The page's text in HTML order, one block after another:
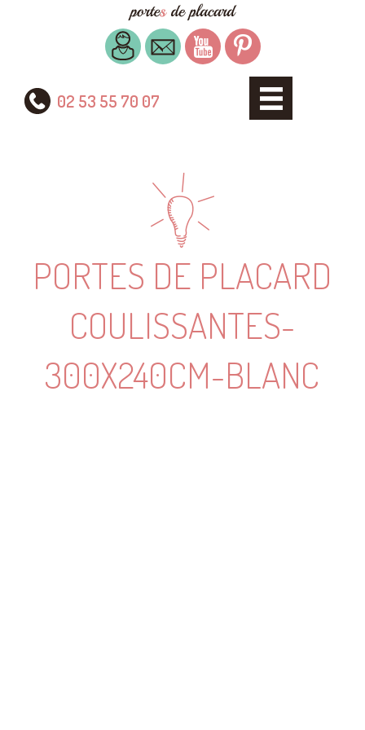
02 53 55 70 07
PORTES DE PLACARD
COULISSANTES-
300X240CM-BLANC